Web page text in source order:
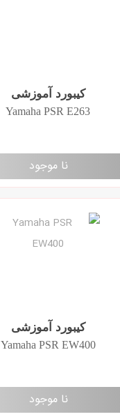
کیبورد آموزشی
Yamaha PSR E263
نا موجود
کیبورد آموزشی
Yamaha PSR EW400
نا موجود